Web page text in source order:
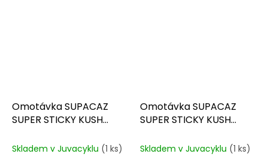
Omotávka SUPACAZ
SUPER STICKY KUSH
Skladem v Juvacyklu (1 ks)
Omotávka SUPACAZ
SUPER STICKY KUSH
Skladem v Juvacyklu (1 ks)